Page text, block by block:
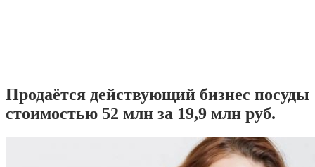
Продаётся действующий бизнес посуды
стоимостью 52 млн за 19,9 млн руб.